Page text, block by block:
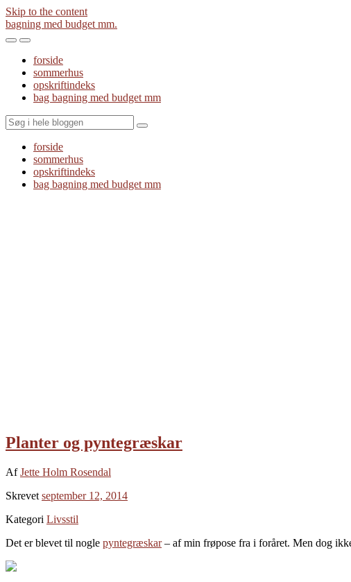
Skip to the content
bagning med budget mm.
Toggle
mobile
menu
Toggle
the
search
field
forside
sommerhus
opskriftindeks
bag bagning med budget mm
Search
forside
sommerhus
opskriftindeks
bag bagning med budget mm
Planter og pyntegræskar
AfJette Holm Rosendal
Skrevet september 12, 2014
Kategori Livsstil
Det er blevet til nogle pyntegræskar– af min frøpose fra i foråret. Men dog